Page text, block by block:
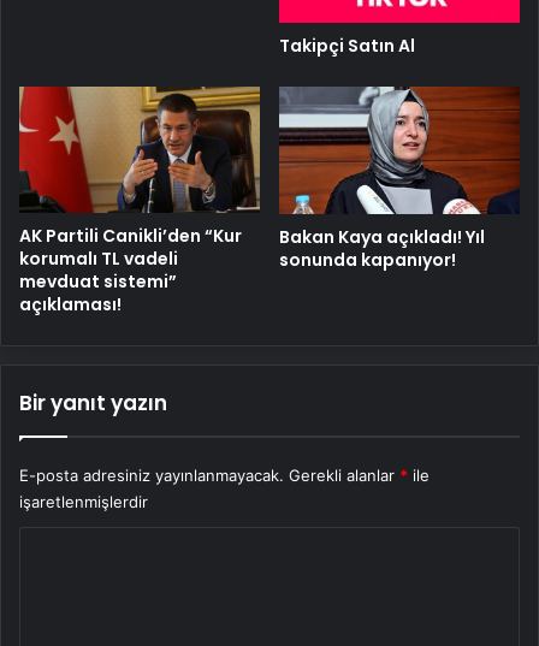
Takipçi Satın Al
AK Partili Canikli’den “Kur
korumalı TL vadeli
mevduat sistemi”
açıklaması!
Bakan Kaya açıkladı! Yıl
sonunda kapanıyor!
Bir yanıt yazın
E-posta adresiniz yayınlanmayacak. Gerekli alanlar * ile
işaretlenmişlerdir